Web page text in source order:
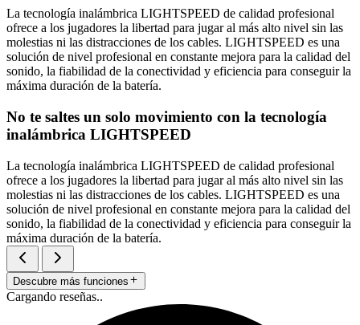
La tecnología inalámbrica LIGHTSPEED de calidad profesional
ofrece a los jugadores la libertad para jugar al más alto nivel sin las
molestias ni las distracciones de los cables. LIGHTSPEED es una
solución de nivel profesional en constante mejora para la calidad del
sonido, la fiabilidad de la conectividad y eficiencia para conseguir la
máxima duración de la batería.
No te saltes un solo movimiento con la tecnología
inalámbrica LIGHTSPEED
La tecnología inalámbrica LIGHTSPEED de calidad profesional
ofrece a los jugadores la libertad para jugar al más alto nivel sin las
molestias ni las distracciones de los cables. LIGHTSPEED es una
solución de nivel profesional en constante mejora para la calidad del
sonido, la fiabilidad de la conectividad y eficiencia para conseguir la
máxima duración de la batería.
Descubre más funciones
Cargando reseñas..